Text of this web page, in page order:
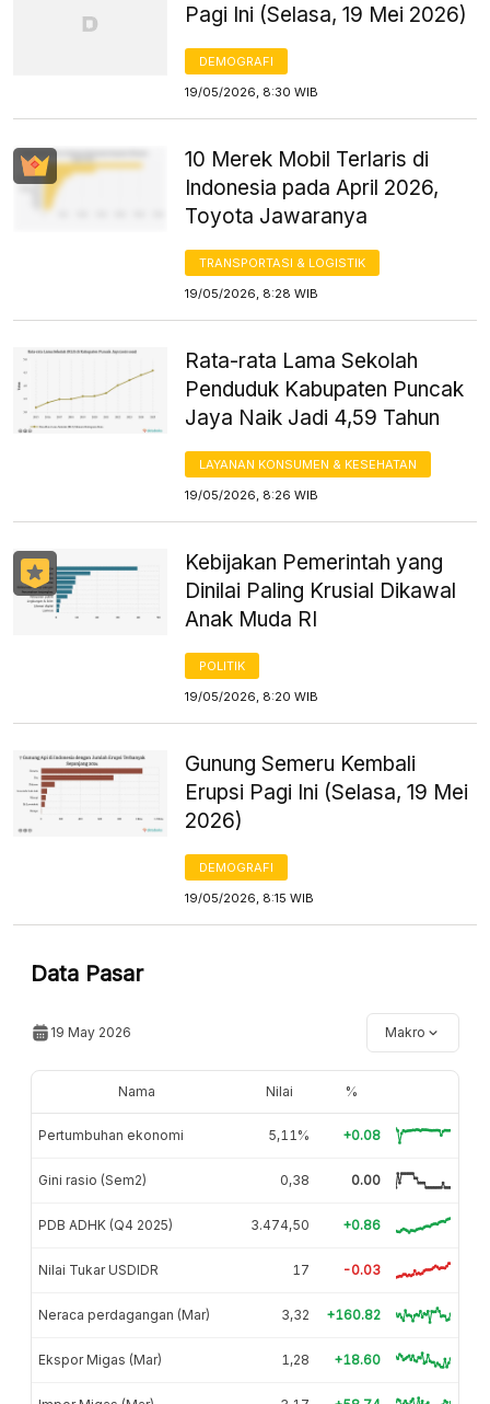
Pagi Ini (Selasa, 19 Mei 2026)
DEMOGRAFI
19/05/2026, 8:30 WIB
10 Merek Mobil Terlaris di
Indonesia pada April 2026,
Toyota Jawaranya
TRANSPORTASI & LOGISTIK
19/05/2026, 8:28 WIB
Rata-rata Lama Sekolah
Penduduk Kabupaten Puncak
Jaya Naik Jadi 4,59 Tahun
LAYANAN KONSUMEN & KESEHATAN
19/05/2026, 8:26 WIB
Kebijakan Pemerintah yang
Dinilai Paling Krusial Dikawal
Anak Muda RI
POLITIK
19/05/2026, 8:20 WIB
Gunung Semeru Kembali
Erupsi Pagi Ini (Selasa, 19 Mei
2026)
DEMOGRAFI
19/05/2026, 8:15 WIB
Data Pasar
19 May 2026 Makro
Nama Nilai %
Pertumbuhan ekonomi 5,11% +0.08
Gini rasio (Sem2) 0,38 0.00
PDB ADHK (Q4 2025) 3.474,50 +0.86
Nilai Tukar USDIDR 17 -0.03
Neraca perdagangan (Mar) 3,32 +160.82
Ekspor Migas (Mar) 1,28 +18.60